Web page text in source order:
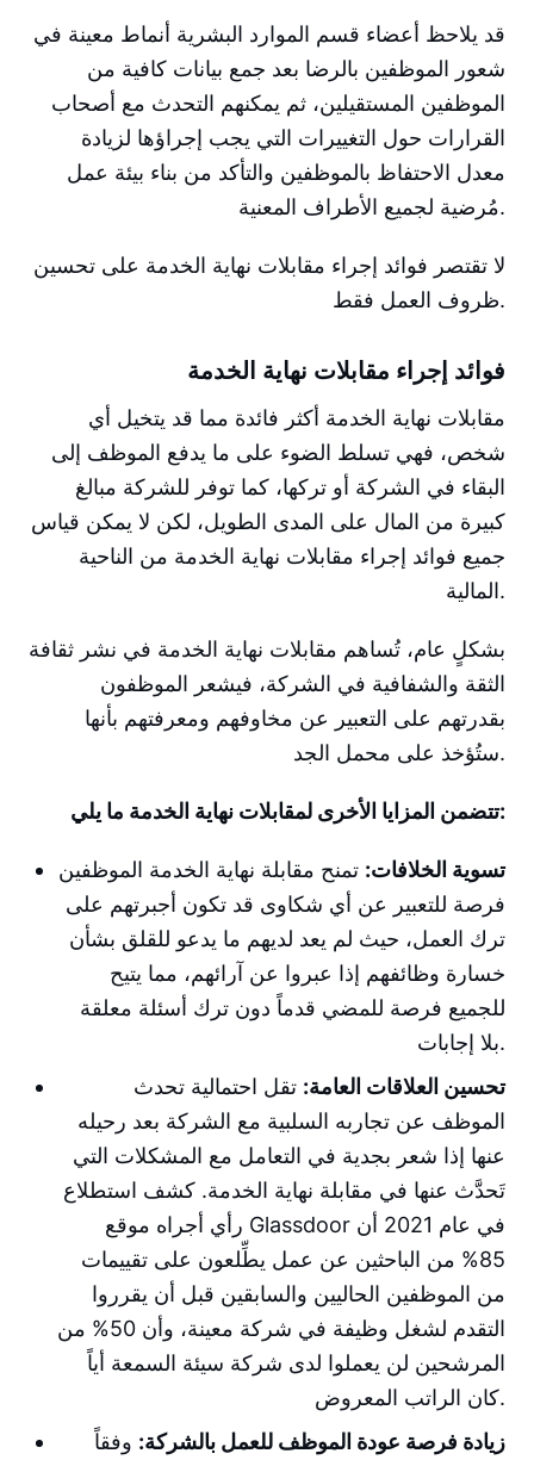
قد يلاحظ أعضاء قسم الموارد البشرية أنماط معينة في
شعور الموظفين بالرضا بعد جمع بيانات كافية من
الموظفين المستقيلين، ثم يمكنهم التحدث مع أصحاب
القرارات حول التغييرات التي يجب إجراؤها لزيادة
معدل الاحتفاظ بالموظفين والتأكد من بناء بيئة عمل
مُرضية لجميع الأطراف المعنية.
لا تقتصر فوائد إجراء مقابلات نهاية الخدمة على تحسين
ظروف العمل فقط.
فوائد إجراء مقابلات نهاية الخدمة
مقابلات نهاية الخدمة أكثر فائدة مما قد يتخيل أي
شخص، فهي تسلط الضوء على ما يدفع الموظف إلى
البقاء في الشركة أو تركها، كما توفر للشركة مبالغ
كبيرة من المال على المدى الطويل، لكن لا يمكن قياس
جميع فوائد إجراء مقابلات نهاية الخدمة من الناحية
المالية.
بشكلٍ عام، تُساهم مقابلات نهاية الخدمة في نشر ثقافة
الثقة والشفافية في الشركة، فيشعر الموظفون
بقدرتهم على التعبير عن مخاوفهم ومعرفتهم بأنها
ستُؤخذ على محمل الجد.
تتضمن المزايا الأخرى لمقابلات نهاية الخدمة ما يلي:
تسوية الخلافات: تمنح مقابلة نهاية الخدمة الموظفين
فرصة للتعبير عن أي شكاوى قد تكون أجبرتهم على
ترك العمل، حيث لم يعد لديهم ما يدعو للقلق بشأن
خسارة وظائفهم إذا عبروا عن آرائهم، مما يتيح
للجميع فرصة للمضي قدماً دون ترك أسئلة معلقة
بلا إجابات.
تحسين العلاقات العامة: تقل احتمالية تحدث
الموظف عن تجاربه السلبية مع الشركة بعد رحيله
عنها إذا شعر بجدية في التعامل مع المشكلات التي
تَحدَّث عنها في مقابلة نهاية الخدمة. كشف استطلاع
رأي أجراه موقع Glassdoor في عام 2021 أن
85% من الباحثين عن عمل يطِّلعون على تقييمات
من الموظفين الحاليين والسابقين قبل أن يقرروا
التقدم لشغل وظيفة في شركة معينة، وأن 50% من
المرشحين لن يعملوا لدى شركة سيئة السمعة أياً
كان الراتب المعروض.
زيادة فرصة عودة الموظف للعمل بالشركة: وفقاً